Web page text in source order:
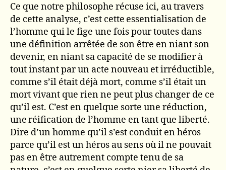
Ce que notre philosophe récuse ici, au travers
de cette analyse, c’est cette essentialisation de
l’homme qui le fige une fois pour toutes dans
une définition arrêtée de son être en niant son
devenir, en niant sa capacité de se modifier à
tout instant par un acte nouveau et irréductible,
comme s’il était déjà mort, comme s’il était un
mort vivant que rien ne peut plus changer de ce
qu’il est. C’est en quelque sorte une réduction,
une réification de l’homme en tant que liberté.
Dire d’un homme qu’il s’est conduit en héros
parce qu’il est un héros au sens où il ne pouvait
pas en être autrement compte tenu de sa